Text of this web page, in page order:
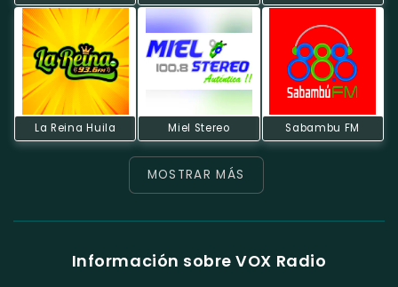
La Reina Huila Miel Stereo Sabambu FM
MOSTRAR MÁS
Información sobre VOX Radio